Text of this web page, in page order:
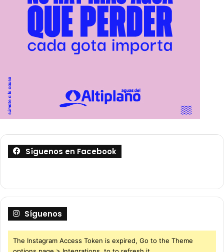
Síguenos en Facebook
Síguenos
The Instagram Access Token is expired, Go to the Theme